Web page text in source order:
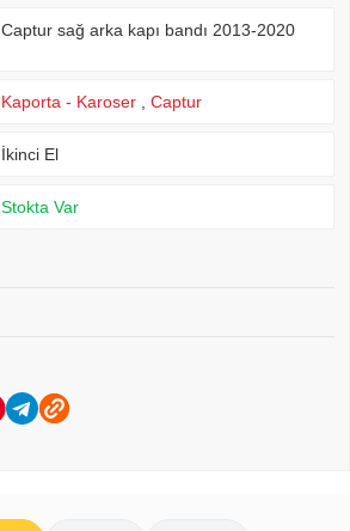
Captur sağ arka kapı bandı 2013-2020
Kaporta - Karoser Captur
İkinci El
Stokta Var